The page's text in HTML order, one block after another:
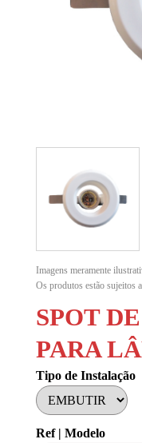
Imagens meramente
Os produtos estão sujeitos
SPOT
PARA
Tipo de Instalação
Ref | Modelo